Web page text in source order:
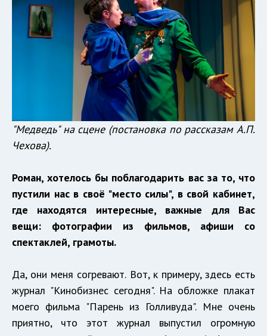
"Медведь" на сцене (постановка по рассказам А.П.
Чехова).
Роман, хотелось бы поблагодарить вас за то, что
пустили нас в своё "место силы", в свой кабинет,
где находятся интересные, важные для Вас
вещи: фотографии из фильмов, афиши со
спектаклей, грамоты.
Да, они меня согревают. Вот, к примеру, здесь есть
журнал "Кинобизнес сегодня". На обложке плакат
моего фильма "Парень из Голливуда". Мне очень
приятно, что этот журнал выпустил огромную